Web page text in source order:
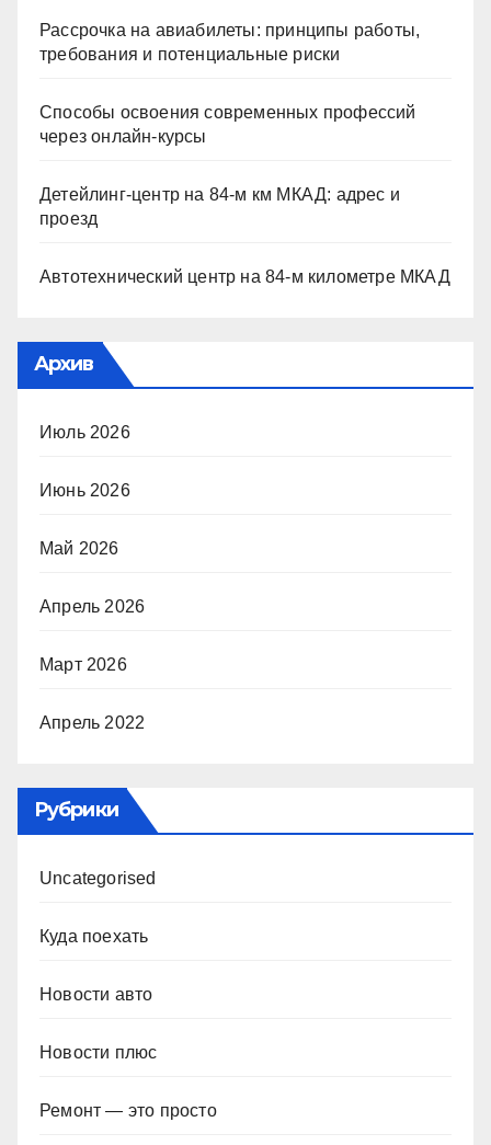
Рассрочка на авиабилеты: принципы работы,
требования и потенциальные риски
Способы освоения современных профессий
через онлайн-курсы
Детейлинг-центр на 84-м км МКАД: адрес и
проезд
Автотехнический центр на 84-м километре МКАД
Архив
Июль 2026
Июнь 2026
Май 2026
Апрель 2026
Март 2026
Апрель 2022
Рубрики
Uncategorised
Куда поехать
Новости авто
Новости плюс
Ремонт — это просто